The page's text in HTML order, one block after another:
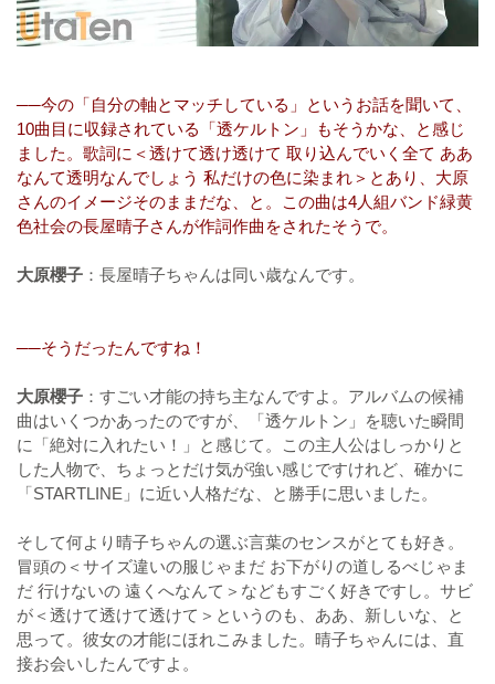
──今の「自分の軸とマッチしている」というお話を聞いて、
10曲目に収録されている「透ケルトン」もそうかな、と感じ
ました。歌詞に＜透けて透け透けて 取り込んでいく全て ああ
なんて透明なんでしょう 私だけの色に染まれ＞とあり、大原
さんのイメージそのままだな、と。この曲は4人組バンド緑黄
色社会の長屋晴子さんが作詞作曲をされたそうで。
大原櫻子 ：長屋晴子ちゃんは同い歳なんです。
──そうだったんですね！
大原櫻子 ：すごい才能の持ち主なんですよ。アルバムの候補
曲はいくつかあったのですが、「透ケルトン」を聴いた瞬間
に「絶対に入れたい！」と感じて。この主人公はしっかりと
した人物で、ちょっとだけ気が強い感じですけれど、確かに
「STARTLINE」に近い人格だな、と勝手に思いました。
そして何より晴子ちゃんの選ぶ言葉のセンスがとても好き。
冒頭の＜サイズ違いの服じゃまだ お下がりの道しるべじゃま
だ 行けないの 遠くへなんて＞などもすごく好きですし。サビ
が＜透けて透けて透けて＞というのも、ああ、新しいな、と
思って。彼女の才能にほれこみました。晴子ちゃんには、直
接お会いしたんですよ。